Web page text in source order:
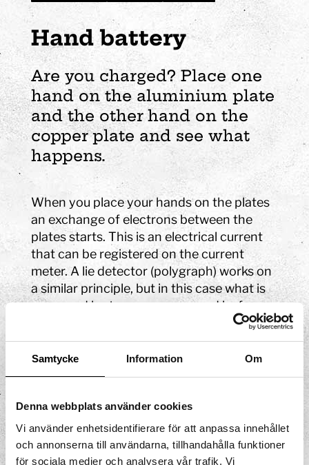
Samtycke Information Om
Denna webbplats använder cookies
Vi använder enhetsidentifierare för att anpassa innehållet
och annonserna till användarna, tillhandahålla funktioner
för sociala medier och analysera vår trafik. Vi
Hand battery
Are you charged? Place one
hand on the aluminium plate
and the other hand on the
copper plate and see what
happens.
When you place your hands on the plates
an exchange of electrons between the
plates starts. This is an electrical current
that can be registered on the current
meter. A lie detector (polygraph) works on
a similar principle, but in this case what is
measured is stress, as expressed in, for
example, hand sweat. Damp, sweaty
hands are better conductors of electricity.